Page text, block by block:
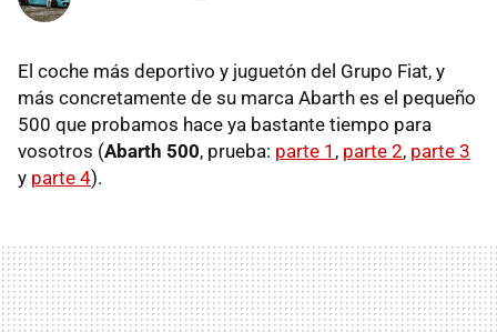
El coche más deportivo y juguetón del Grupo Fiat, y
más concretamente de su marca Abarth es el pequeño
500 que probamos hace ya bastante tiempo para
vosotros (Abarth 500, prueba: parte 1 , parte 2, parte 3
y parte 4).